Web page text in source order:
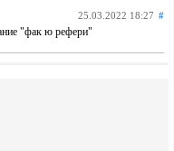
25.03.2022 18:27 #
"фак ю рефери"